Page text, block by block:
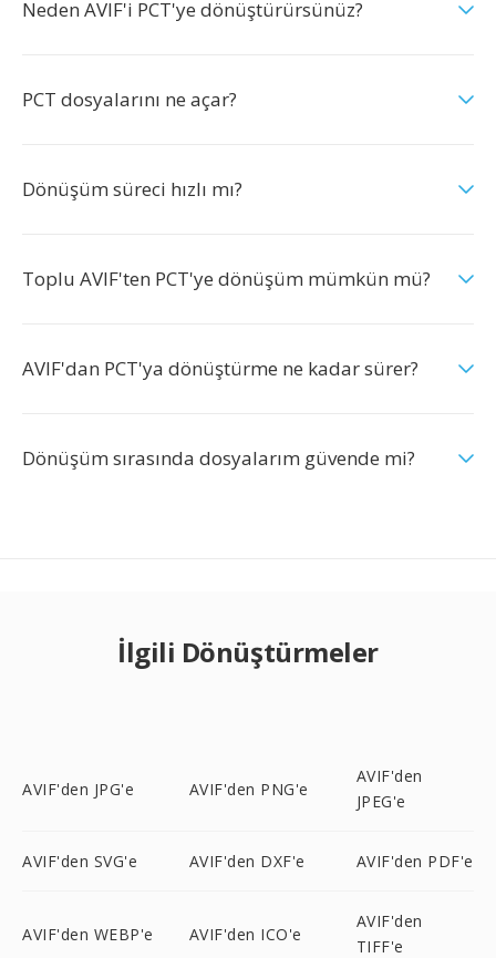
Neden AVIF'i PCT'ye dönüştürürsünüz?
PCT dosyalarını ne açar?
Dönüşüm süreci hızlı mı?
Toplu AVIF'ten PCT'ye dönüşüm mümkün mü?
AVIF'dan PCT'ya dönüştürme ne kadar sürer?
Dönüşüm sırasında dosyalarım güvende mi?
İlgili Dönüştürmeler
AVIF'den JPG'e AVIF'den PNG'e
AVIF'den
JPEG'e
AVIF'den SVG'e AVIF'den DXF'e AVIF'den PDF'e
AVIF'den WEBP'e AVIF'den ICO'e
AVIF'den
TIFF'e